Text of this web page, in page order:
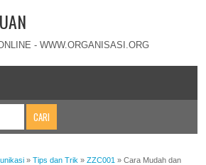
- WWW.ORGANISASI.ORG
» Tips dan Trik » ZZC001 » Cara Mudah dan